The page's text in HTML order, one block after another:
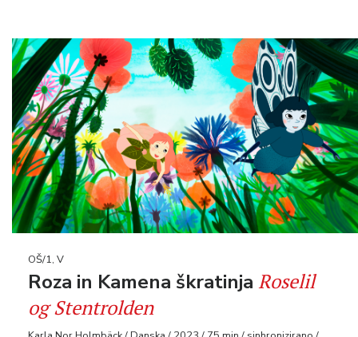
OŠ/1, V
Roza in Kamena škratinja Roselil
og Stentrolden